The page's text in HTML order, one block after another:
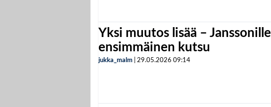
Yksi muutos lisää – Janssonille
ensimmäinen kutsu
jukka_malm 29.05.2026 09:14